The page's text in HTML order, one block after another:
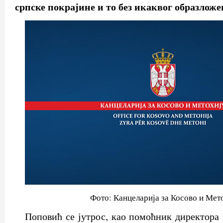
српске покрајине и то без икаквог
Фото: Канцеларија за Косово и
Поповић се јутрос, као помоћник директора